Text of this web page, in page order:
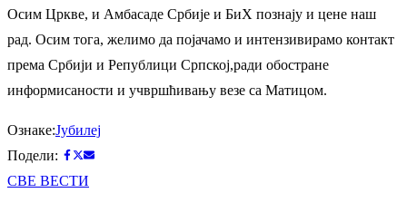
Осим Цркве, и Амбасаде Србије и БиХ познају и цене наш
рад. Осим тога, желимо да појачамо и интензивирамо контакт
према Србији и Републици Српској,ради обостране
информисаности и учвршћивању везе са Матицом.
Ознаке:Јубилеј
Подели:
СВЕ ВЕСТИ